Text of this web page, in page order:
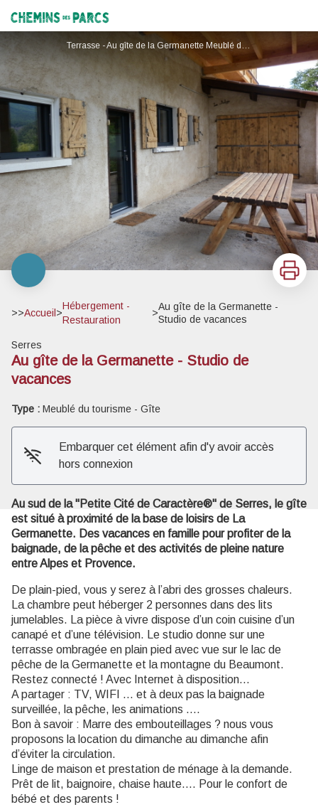
Chemins des Parcs
Terrasse - Au gîte de la Germanette Meublé de tourisme à Serres
Imprimer
>>Accueil >
Hébergement -
Restauration
>
Au gîte de la Germanette -
Studio de vacances
Serres
Au gîte de la Germanette - Studio de
vacances
Type : Meublé du tourisme - Gîte
Embarquer cet élément afin d'y avoir accès
hors connexion
Au sud de la "Petite Cité de Caractère®" de Serres, le gîte
est situé à proximité de la base de loisirs de La
Germanette. Des vacances en famille pour profiter de la
baignade, de la pêche et des activités de pleine nature
entre Alpes et Provence.
De plain-pied, vous y serez à l’abri des grosses chaleurs.
La chambre peut héberger 2 personnes dans des lits
jumelables. La pièce à vivre dispose d’un coin cuisine d’un
canapé et d’une télévision. Le studio donne sur une
terrasse ombragée en plain pied avec vue sur le lac de
pêche de la Germanette et la montagne du Beaumont.
Restez connecté ! Avec Internet à disposition…
A partager : TV, WIFI … et à deux pas la baignade
surveillée, la pêche, les animations ….
Bon à savoir : Marre des embouteillages ? nous vous
proposons la location du dimanche au dimanche afin
d’éviter la circulation.
Linge de maison et prestation de ménage à la demande.
Prêt de lit, baignoire, chaise haute…. Pour le confort de
bébé et des parents !